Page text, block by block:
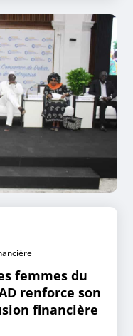
femmes du
renforce son
financière